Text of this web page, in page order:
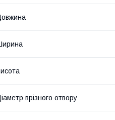
врізного отвору